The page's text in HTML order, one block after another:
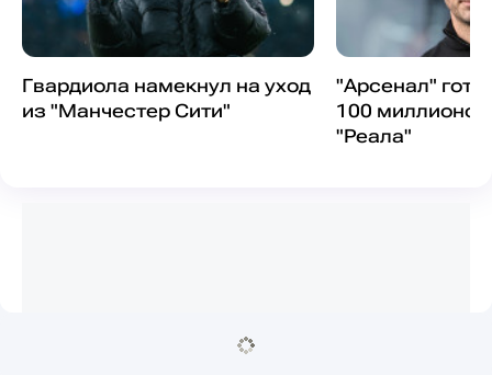
Гвардиола намекнул на уход
из "Манчестер Сити"
"Арсенал"
100
"Реала"